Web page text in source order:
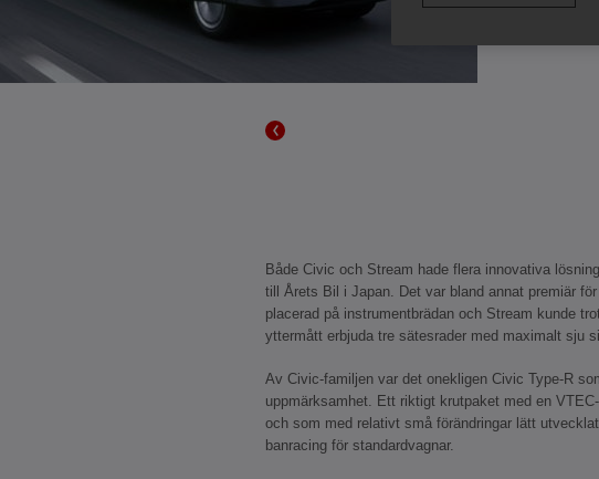
Både Civic och Stream hade flera innovativa
till Årets Bil i Japan. Det var bland annat premiär
placerad på instrumentbrädan och Stream kunde
yttermått erbjuda tre sätesrader med maximalt sju
Av Civic-familjen var det onekligen Civic Type-R
uppmärksamhet. Ett riktigt krutpaket med en
och som med relativt små förändringar lätt
banracing för standardvagnar.